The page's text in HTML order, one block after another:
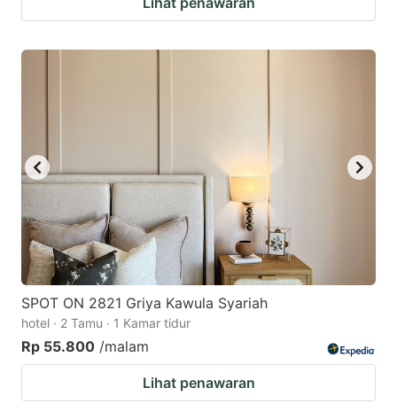
SPOT ON 2821 Griya Kawula Syariah
hotel · 2 Tamu · 1 Kamar tidur
Rp 55.800 /malam
Lihat penawaran